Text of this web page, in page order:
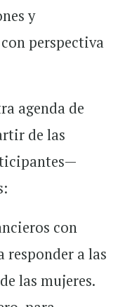
y
perspectiva
agenda de
de las
con
responder a las
las mujeres.